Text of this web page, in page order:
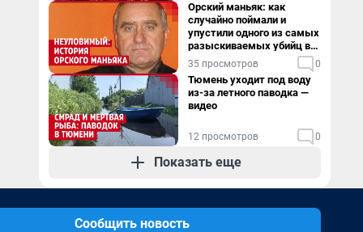
Орский маньяк: как
случайно поймали и
упустили одного из самых
разыскиваемых убийц в
России. Видео
35 просмотров 0
Тюмень уходит под воду
из-за летного паводка —
видео
12 просмотров 0
Показать еще
Сообщить новость